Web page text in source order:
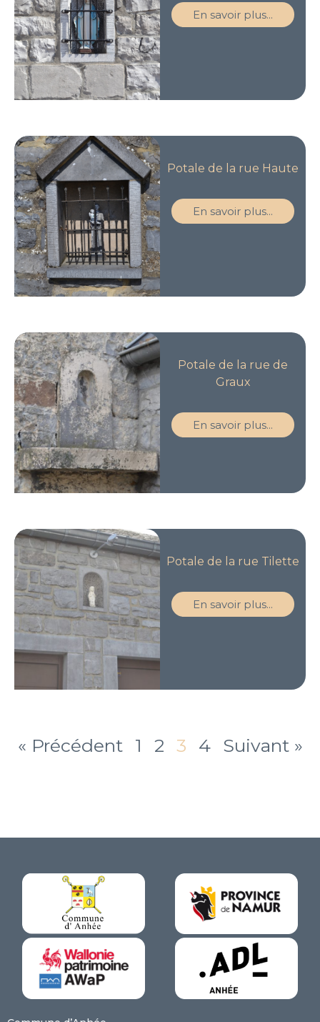
En savoir plus...
Potale de la rue Haute
En savoir plus...
Potale de la rue de
Graux
En savoir plus...
Potale de la rue Tilette
En savoir plus...
« Précédent 1 2 3 4 Suivant »